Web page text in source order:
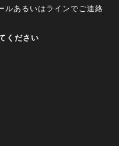
ルあるいはラインでご連絡
ください